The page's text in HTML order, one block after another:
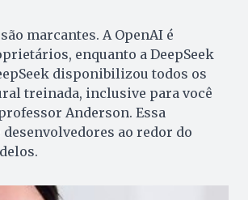
marcantes. A OpenAI é
enquanto a DeepSeek
disponibilizou todos os
treinada, inclusive para você
Anderson. Essa
ao redor do